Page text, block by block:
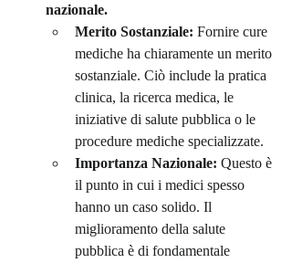
nazionale.
Merito Sostanziale: Fornire cure
mediche ha chiaramente un merito
sostanziale. Ciò include la pratica
clinica, la ricerca medica, le
iniziative di salute pubblica o le
procedure mediche specializzate.
Importanza Nazionale: Questo è
il punto in cui i medici spesso
hanno un caso solido. Il
miglioramento della salute
pubblica è di fondamentale